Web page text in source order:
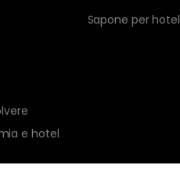
e hotel
Sapone per hotel